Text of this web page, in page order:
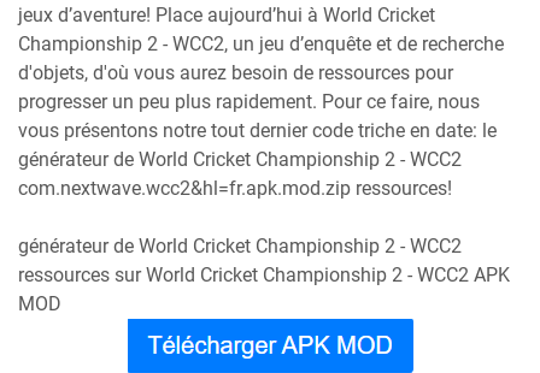
jeux d’aventure! Place aujourd’hui à World Cricket
Championship 2 - WCC2, un jeu d’enquête et de recherche
d'objets, d'où vous aurez besoin de ressources pour
progresser un peu plus rapidement. Pour ce faire, nous
vous présentons notre tout dernier code triche en date: le
générateur de World Cricket Championship 2 - WCC2
com.nextwave.wcc2&hl=fr.apk.mod.zip ressources!
générateur de World Cricket Championship 2 - WCC2
ressources sur World Cricket Championship 2 - WCC2 APK
MOD